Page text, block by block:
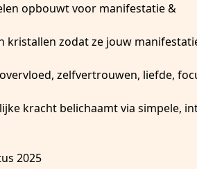
opbouwt voor manifestatie &
kristallen zodat ze jouw
zelfvertrouwen, liefde,
kracht belichaamt via simpele,
2025